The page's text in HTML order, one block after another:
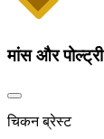
मांस और पोल्ट्री
चिकन ब्रेस्ट